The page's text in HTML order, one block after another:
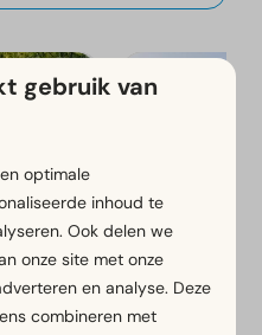
Lovers Canal
gebruik van
optimale
inhoud te
Ook delen we
onze site met onze
en analyse. Deze
combineren met